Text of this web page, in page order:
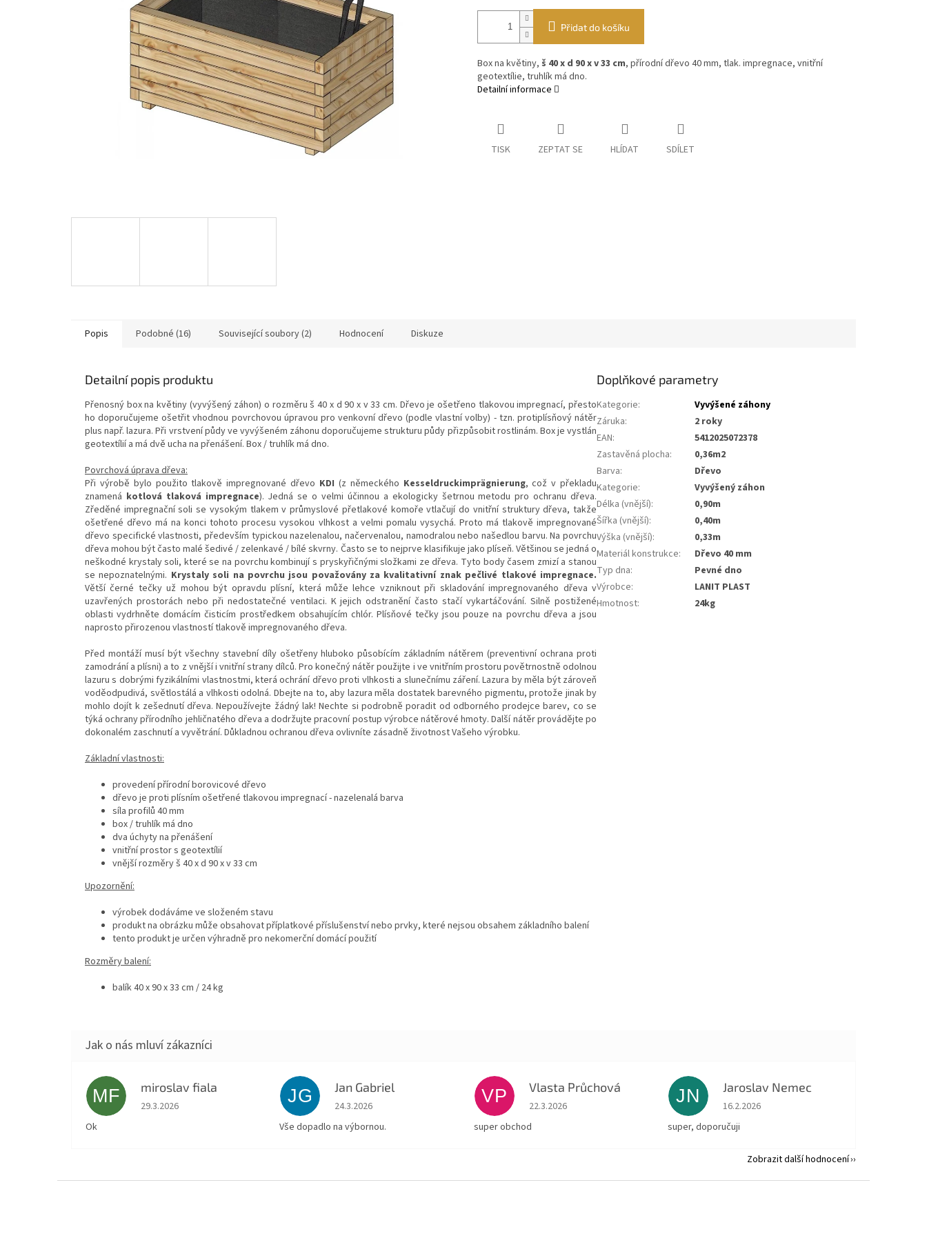
Přidat do košíku
Box na květiny, š 40 x d 90 x v 33 cm, přírodní dřevo 40 mm, tlak. impregnace, vnitřní
geotextílie, truhlík má dno.
Detailní informace
TISK ZEPTAT SE HLÍDAT SDÍLET
Popis Podobné (16) Související soubory (2) Hodnocení Diskuze
Detailní popis produktu
Přenosný box na květiny (vyvýšený záhon) o rozměru š 40 x d 90 x v 33 cm. Dřevo je ošetřeno tlakovou impregnací, přesto
ho doporučujeme ošetřit vhodnou povrchovou úpravou pro venkovní dřevo (podle vlastní volby) - tzn. protiplísňový nátěr
plus např. lazura. Při vrstvení půdy ve vyvýšeném záhonu doporučujeme strukturu půdy přizpůsobit rostlinám. Box je vystlán
geotextílií a má dvě ucha na přenášení. Box / truhlík má dno.
Povrchová úprava dřeva:
Při výrobě bylo použito tlakově impregnované dřevo KDI (z německého Kesseldruckimprägnierung, což v překladu
znamená kotlová tlaková impregnace). Jedná se o velmi účinnou a ekologicky šetrnou metodu pro ochranu dřeva.
Zředěné impregnační soli se vysokým tlakem v průmyslové přetlakové komoře vtlačují do vnitřní struktury dřeva, takže
ošetřené dřevo má na konci tohoto procesu vysokou vlhkost a velmi pomalu vysychá. Proto má tlakově impregnované
dřevo specifické vlastnosti, především typickou nazelenalou, načervenalou, namodralou nebo našedlou barvu. Na povrchu
dřeva mohou být často malé šedivé / zelenkavé / bílé skvrny. Často se to nejprve klasifikuje jako plíseň. Většinou se jedná o
neškodné krystaly soli, které se na povrchu kombinují s pryskyřičnými složkami ze dřeva. Tyto body časem zmizí a stanou
se nepoznatelnými. Krystaly soli na povrchu jsou považovány za kvalitativní znak pečlivé tlakové impregnace.
Větší černé tečky už mohou být opravdu plísní, která může lehce vzniknout při skladování impregnovaného dřeva v
uzavřených prostorách nebo při nedostatečné ventilaci. K jejich odstranění často stačí vykartáčování. Silně postižené
oblasti vydrhněte domácím čisticím prostředkem obsahujícím chlór. Plísňové tečky jsou pouze na povrchu dřeva a jsou
naprosto přirozenou vlastností tlakově impregnovaného dřeva.
Před montáží musí být všechny stavební díly ošetřeny hluboko působícím základním nátěrem (preventivní ochrana proti
zamodrání a plísni) a to z vnější i vnitřní strany dílců. Pro konečný nátěr použijte i ve vnitřním prostoru povětrnostně odolnou
lazuru s dobrými fyzikálními vlastnostmi, která ochrání dřevo proti vlhkosti a slunečnímu záření. Lazura by měla být zároveň
voděodpudivá, světlostálá a vlhkosti odolná. Dbejte na to, aby lazura měla dostatek barevného pigmentu, protože jinak by
mohlo dojít k zešednutí dřeva. Nepoužívejte žádný lak! Nechte si podrobně poradit od odborného prodejce barev, co se
týká ochrany přírodního jehličnatého dřeva a dodržujte pracovní postup výrobce nátěrové hmoty. Další nátěr provádějte po
dokonalém zaschnutí a vyvětrání. Důkladnou ochranou dřeva ovlivníte zásadně životnost Vašeho výrobku.
Základní vlastnosti:
provedení přírodní borovicové dřevo
dřevo je proti plísním ošetřené tlakovou impregnací - nazelenalá barva
síla profilů 40 mm
box / truhlík má dno
dva úchyty na přenášení
vnitřní prostor s geotextílií
vnější rozměry š 40 x d 90 x v 33 cm
Upozornění:
výrobek dodáváme ve složeném stavu
produkt na obrázku může obsahovat příplatkové příslušenství nebo prvky, které nejsou obsahem základního balení
tento produkt je určen výhradně pro nekomerční domácí použití
Rozměry balení:
balík 40 x 90 x 33 cm / 24 kg
Doplňkové parametry
Kategorie:
Vyvýšené záhony
Záruka:
2 roky
EAN:
5412025072378
Zastavěná plocha:
0,36m2
Barva:
dřevo
Kategorie:
vyvýšený záhon
Délka (vnější):
0,90m
Šířka (vnější):
0,40m
Výška (vnější):
0,33m
Materiál konstrukce:
dřevo 40 mm
Typ dna:
pevné dno
Výrobce:
LANIT PLAST
Hmotnost: 24kg
MF miroslav fiala
Hodnocení obchodu je 5 z 5 hvězdiček.
29.3.2026
Ok
JG Jan Gabriel
Hodnocení obchodu je 5 z 5 hvězdiček.
24.3.2026
Vše dopadlo na výbornou.
VP Vlasta Průchová
Hodnocení obchodu je 5 z 5 hvězdiček.
22.3.2026
super obchod
JN Jaroslav Nemec
Hodnocení obchodu je 5 z 5 hvězdiček.
16.2.2026
super, doporučuji
Zobrazit další hodnocení